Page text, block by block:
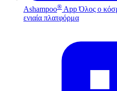
Ashampoo® App Όλος ο
ενιαία πλατφόρμα